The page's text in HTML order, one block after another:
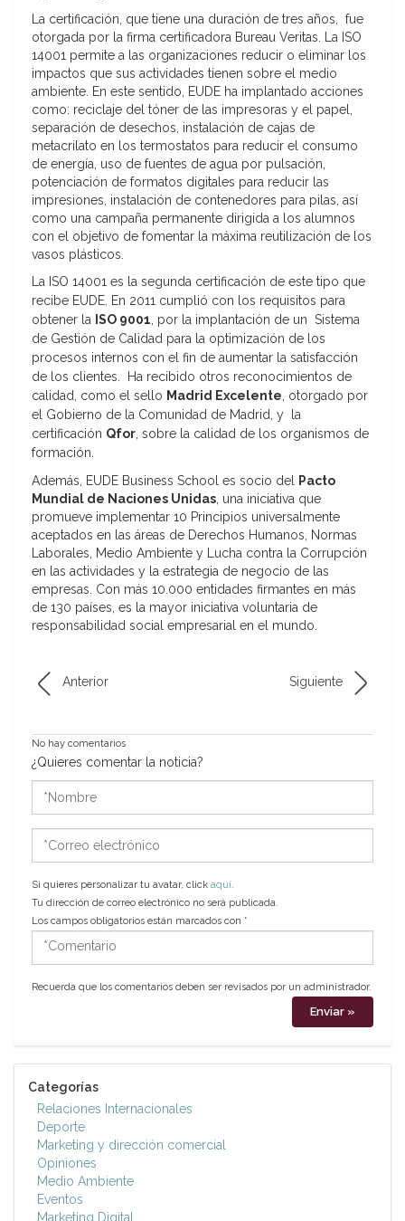
La certificación, que tiene una duración de tres años, fue
otorgada por la firma certificadora Bureau Veritas. La ISO
14001 permite a las organizaciones reducir o eliminar los
impactos que sus actividades tienen sobre el medio
ambiente. En este sentido, EUDE ha implantado acciones
como: reciclaje del tóner de las impresoras y el papel,
separación de desechos, instalación de cajas de
metacrilato en los termostatos para reducir el consumo
de energía, uso de fuentes de agua por pulsación,
potenciación de formatos digitales para reducir las
impresiones, instalación de contenedores para pilas, así
como una campaña permanente dirigida a los alumnos
con el objetivo de fomentar la máxima reutilización de los
vasos plásticos.
La ISO 14001 es la segunda certificación de este tipo que
recibe EUDE. En 2011 cumplió con los requisitos para
obtener la ISO 9001 , por la implantación de un Sistema
de Gestión de Calidad para la optimización de los
procesos internos con el fin de aumentar la satisfacción
de los clientes. Ha recibido otros reconocimientos de
calidad, como el sello Madrid Excelente , otorgado por
el Gobierno de la Comunidad de Madrid, y la
certificación Qfor , sobre la calidad de los organismos de
formación.
Además, EUDE Business School es socio del
Pacto
Mundial de Naciones Unidas , una iniciativa que
promueve implementar 10 Principios universalmente
aceptados en las áreas de Derechos Humanos, Normas
Laborales, Medio Ambiente y Lucha contra la Corrupción
en las actividades y la estrategia de negocio de las
empresas. Con más 10.000 entidades firmantes en más
de 130 países, es la mayor iniciativa voluntaria de
responsabilidad social empresarial en el mundo.
Anterior Siguiente
No hay comentarios
¿Quieres comentar la noticia?
electrónico
Si quieres personalizar tu avatar, click aquí.
Tu dirección de correo electrónico no será publicada.
Los campos obligatorios están marcados con *
*Comentario
Recuerda que los comentarios deben ser revisados por un administrador.
Categorías
Relaciones Internacionales
Deporte
Marketing y dirección comercial
Opiniones
Medio Ambiente
Eventos
Marketing Digital